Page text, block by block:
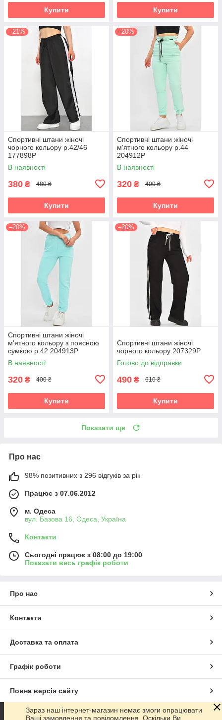
Купити Купити
–21%
Спортивні штани жіночі
чорного кольору р.42/46
177898P
В наявності
380 ₴ 480 ₴
Купити
–20%
Спортивні штани жіночі
м'ятного кольору р.44
204912P
В наявності
320 ₴ 400 ₴
Купити
–20%
Спортивні штани жіночі
м'ятного кольору з поясною
сумкою р.42 204913P
В наявності
320 ₴ 400 ₴
Купити
–20%
Спортивні штани жіночі
чорного кольору 207329P
Готово до відправки
490 ₴ 610 ₴
Купити
Показати ще
Про нас
98% позитивних з 296 відгуків за рік
Працює з 07.06.2012
м. Одеса
вул. Базова 16, Одеса, Україна
Контакти
Сьогодні працює з 08:00 до 19:00
Показати весь графік роботи
Про нас
Контакти
Доставка та оплата
Графік роботи
Повна версія сайту
Сайт створено на маркетплейсіProm.ua
Зараз наш інтернет-магазин немає змоги опрацювати
Ваші замовлення та повідомлення. Оскільки Ви